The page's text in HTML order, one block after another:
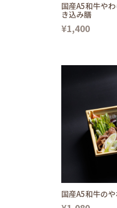
国産A5和牛や
き込み膳
¥1,400
国産A5和牛の